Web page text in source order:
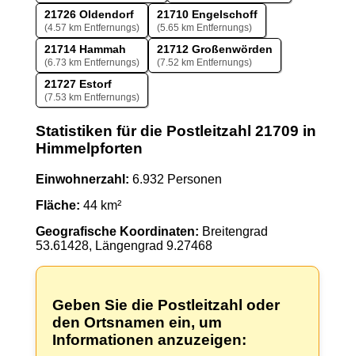
21726 Oldendorf
(4.57 km Entfernungs)
21710 Engelschoff
(5.65 km Entfernungs)
21714 Hammah
(6.73 km Entfernungs)
21712 Großenwörden
(7.52 km Entfernungs)
21727 Estorf
(7.53 km Entfernungs)
Statistiken für die Postleitzahl 21709 in
Himmelpforten
Einwohnerzahl: 6.932 Personen
Fläche: 44 km²
Geografische Koordinaten: Breitengrad
53.61428, Längengrad 9.27468
Geben Sie die Postleitzahl oder
den Ortsnamen ein, um
Informationen anzuzeigen: